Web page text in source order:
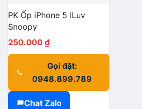
PK Ốp iPhone 5 ILuv
Snoopy
250.000 ₫
Gọi đặt:
0948.899.789
Chat Zalo